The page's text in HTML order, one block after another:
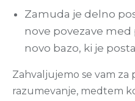
Zamuda je delno
nove povezave
novo bazo, ki je
Zahvaljujemo se vam za
razumevanje, medtem